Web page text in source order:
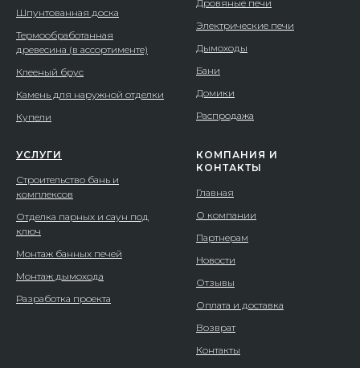
Шпунтованная доска
Термообработанная
древесина (в ассортименте)
Клееный брус
Камень для наружной отделки
Купели
Дровяные печи
Электрические печи
Дымоходы
Бани
Домики
Распродажа
УСЛУГИ
Строительство бань и
комплексов
Отделка парных и саун под
ключ
Монтаж банных печей
Монтаж дымохода
Разработка проекта
КОМПАНИЯ И
КОНТАКТЫ
Главная
О компании
Партнерам
Новости
Отзывы
Оплата и доставка
Возврат
Контакты